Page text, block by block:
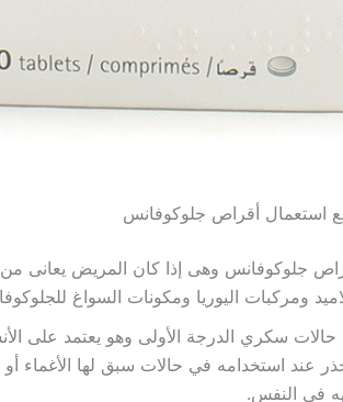
استعمال أقراص جلوكوفانس
جلوكوفانس وهى إذا كان المريض يعانى
ومركبات اليوريا ومكونات السواغ
حالات سكري الدرجة الأولى وهو يعتمد على
عند استخدامه في حالات سبق لها الأغماء
في النفس.